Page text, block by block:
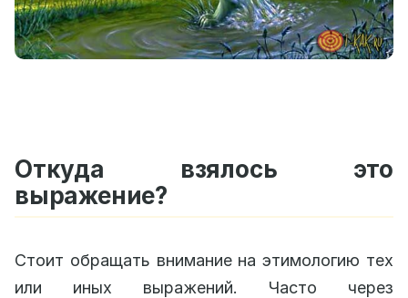
Откуда взялось это
выражение?
Стоит обращать внимание на этимологию тех
или иных выражений. Часто через